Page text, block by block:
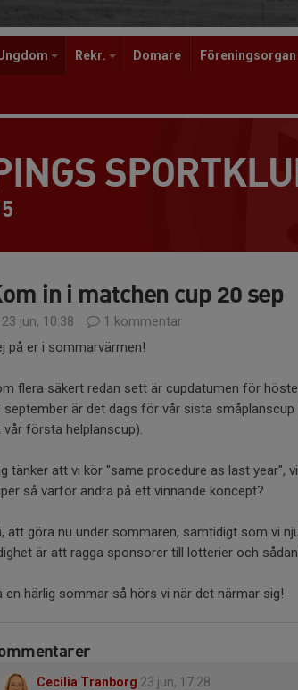
Rekr. Domare Föreningsorgan
in i matchen cup 20 sep
23 jun, 10:38
1 kommentar
på er i sommarvärmen!
flera säkert redan sett är cupdatumen för
september är det dags för vår sista småplanscup
vår första helplanscup).
tänker att vi kör "same procedure as last year",
så varför ändra på ett vinnande koncept?
att göra nu under sommaren, samtidigt som vi
är att ragga sponsorer till lotterier och
en härlig sommar så hörs vi när det närmar sig!
Cecilia Tranborg 23 jun, 17:28